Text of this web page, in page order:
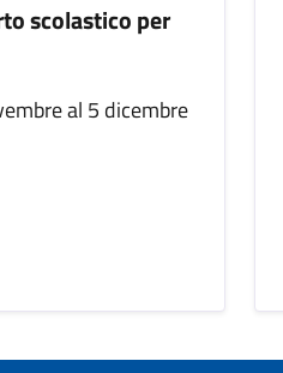
scolastico per
al 5 dicembre